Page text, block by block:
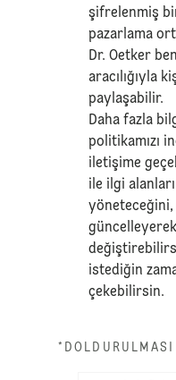
şifrelenmiş
pazarlama
Dr. Oetker
aracılığıyla
paylaşabilir.
Daha fazla
politikamızı
iletişime
ile ilgi
istediğin
çekebilirsin.